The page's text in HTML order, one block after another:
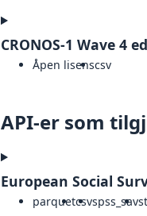
CRONOS-1 Wave 4
Åpen lisenscsv
API-er som
European Social
parquetcsvspss_sav